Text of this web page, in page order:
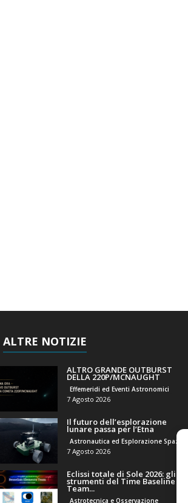
ALTRE NOTIZIE
ALTRO GRANDE OUTBURST
DELLA 220P/MCNAUGHT
Effemeridi ed Eventi Astronomici
7 Agosto 2026
Il futuro dell’esplorazione
lunare passa per l’Etna
7 Agosto 2026
Eclissi totale di Sole 2026: gli
strumenti del Time Baseline
Team...
Astrotecnica e Osservazione